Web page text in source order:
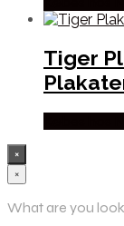
Tiger
×
×
What are you